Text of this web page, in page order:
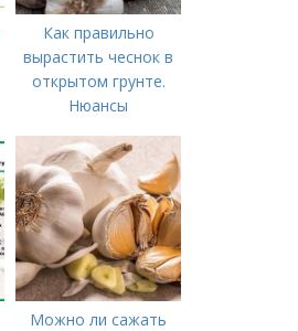
Как правильно
вырастить чеснок в
открытом грунте.
Нюансы
озимого чеснока
Можно ли сажать